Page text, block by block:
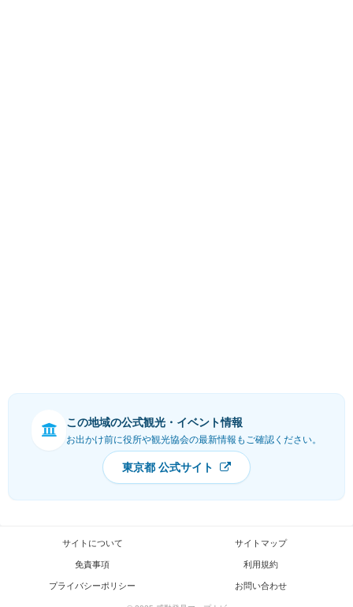
この地域の公式観光・イベント情報
お出かけ前に役所や観光協会の最新情報もご確認ください。
東京都 公式サイト
サイトについて サイトマップ
免責事項 利用規約
プライバシーポリシー お問い合わせ